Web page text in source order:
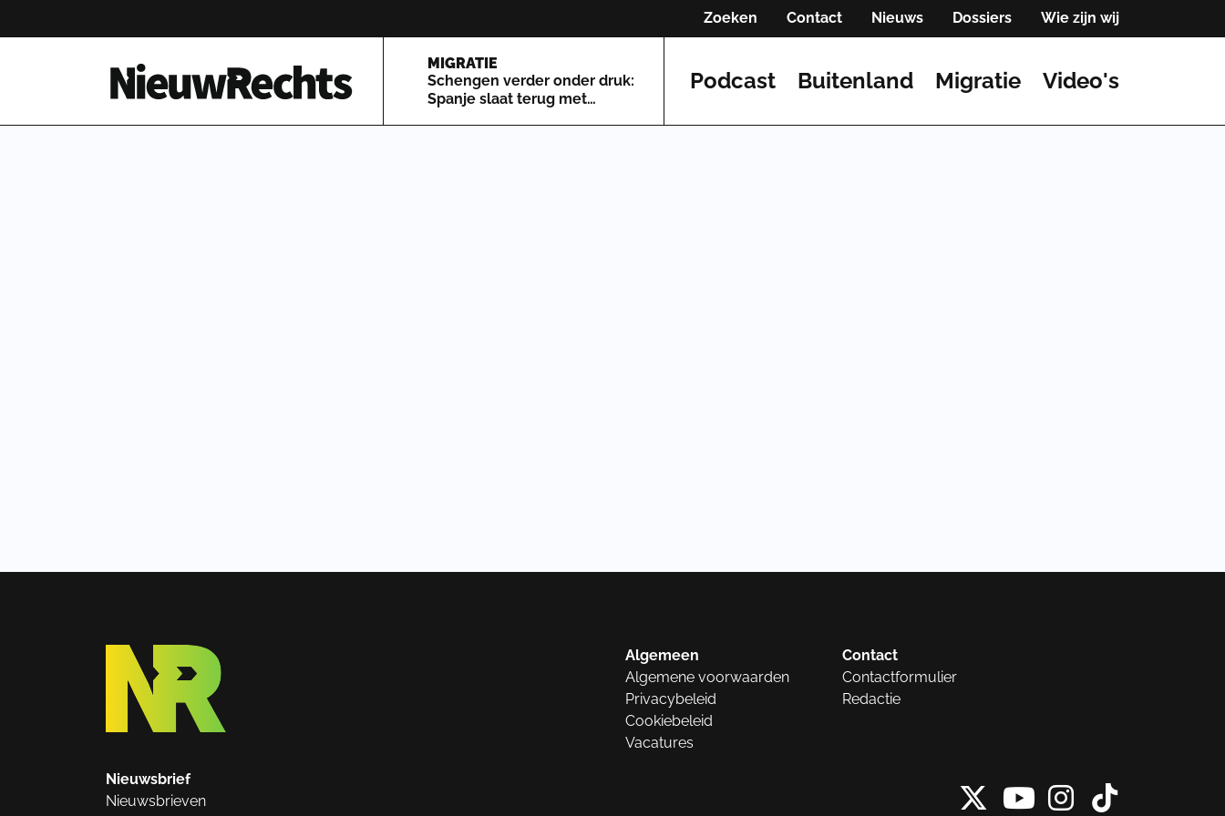
Zoeken Contact Nieuws Dossiers Wie zijn wij
Homepage van NieuwRechts
MIGRATIE
Schengen verder onder druk:
Spanje slaat terug met
Podcast Buitenland Migratie Video's
Algemeen
Algemene voorwaarden
Privacybeleid
Cookiebeleid
Vacatures
Contact
Contactformulier
Redactie
Nieuwsbrief
Nieuwsbrieven
X vanInstagram
Tiktok